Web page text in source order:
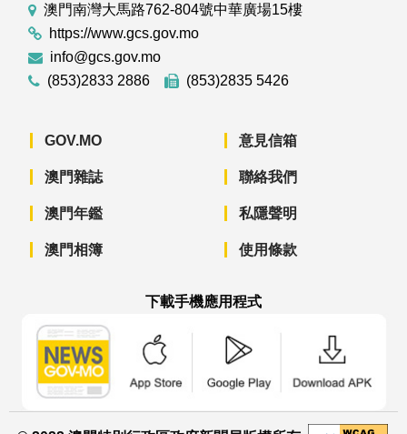
澳門南灣大馬路762-804號中華廣場15樓
https://www.gcs.gov.mo
info@gcs.gov.mo
(853)2833 2886
(853)2835 5426
GOV.MO
澳門雜誌
澳門年鑑
澳門相簿
意見信箱
聯絡我們
私隱聲明
使用條款
下載手機應用程式